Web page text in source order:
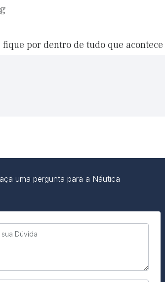
fique por dentro de tudo que
uma pergunta para a Náutica
Dúvida